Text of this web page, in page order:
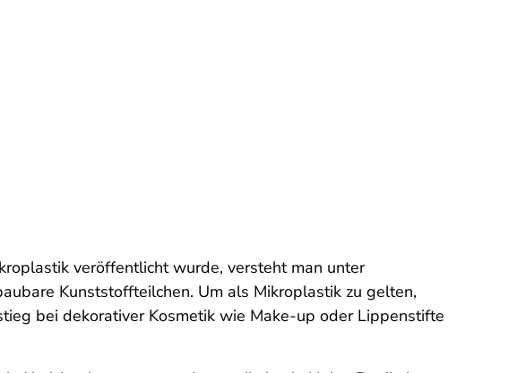
veröffentlicht wurde, versteht man unter
Kunststoffteilchen. Um als Mikroplastik zu gelten,
bei dekorativer Kosmetik wie Make-up oder Lippenstifte